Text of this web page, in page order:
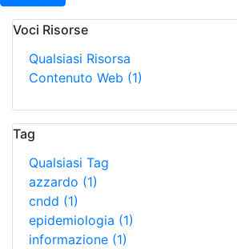
Voci Risorse
Qualsiasi Risorsa
Contenuto Web (1)
Tag
Qualsiasi Tag
azzardo (1)
cndd (1)
epidemiologia (1)
informazione (1)